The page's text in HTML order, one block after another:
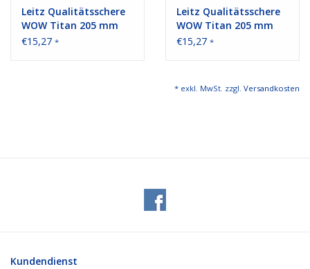
Leitz Qualitätsschere
WOW Titan 205 mm
Farbe: perlweiß
€15,27 *
Leitz Qualitätsschere
WOW Titan 205 mm
Farbe: pink/metallic
€15,27 *
* exkl. MwSt. zzgl. Versandkosten
Kundendienst